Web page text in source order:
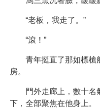
“老板，我走了。”
“滾！”
青年挺直了那如標槍
房。
門外走廊上，數十名
下，全部聚焦在他身上。